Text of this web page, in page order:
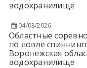
водохранилище
04/08/2026
Областные
по ловле
Воронежская
водохранилище